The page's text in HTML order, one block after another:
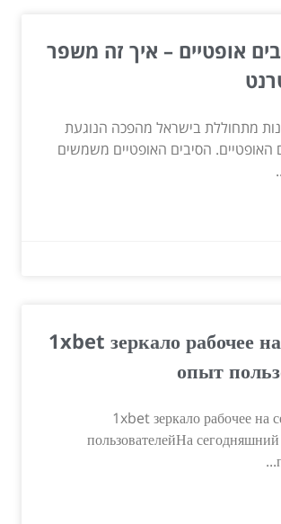
אופטיים – איך זה משפר
מתחוללת בישראל מהפכה הנוגעת
האופטיים. הסיבים האופטיים משמשים
1xbet зеркало рабочее
опыт
1xbet зеркало рабочее на
пользователейНа